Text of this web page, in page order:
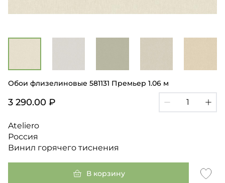
Обои флизелиновые 581131 Премьер 1.06 м
3 290.00 ₽
Ateliero
Россия
Винил горячего тиснения
В корзину